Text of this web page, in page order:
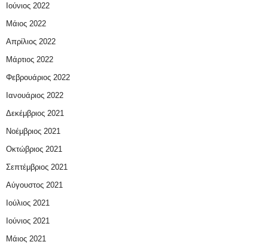
Ιούνιος 2022
Μάιος 2022
Απρίλιος 2022
Μάρτιος 2022
Φεβρουάριος 2022
Ιανουάριος 2022
Δεκέμβριος 2021
Νοέμβριος 2021
Οκτώβριος 2021
Σεπτέμβριος 2021
Αύγουστος 2021
Ιούλιος 2021
Ιούνιος 2021
Μάιος 2021